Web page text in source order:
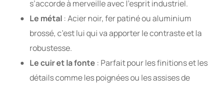
s’accorde à merveille avec l’esprit industriel.
Le métal: Acier noir, fer patiné ou aluminium
brossé, c’est lui qui va apporter le contraste et la
robustesse.
Le cuir et la fonte : Parfait pour les finitions et les
détails comme les poignées ou les assises de